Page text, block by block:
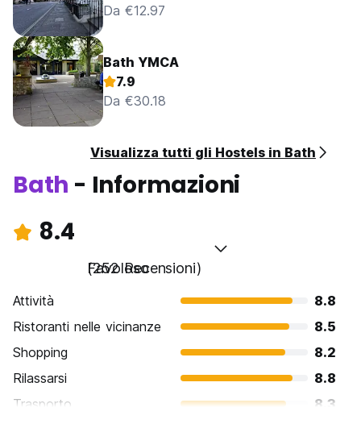
Da €12.97
Bath YMCA
7.9
Da €30.18
Visualizza tutti gli Hostels in Bath
Bath - Informazioni
8.4
Favoloso
(252 Recensioni)
Attività
8.8
Ristoranti nelle vicinanze
8.5
Shopping
8.2
Rilassarsi
8.8
Trasporto
8.3